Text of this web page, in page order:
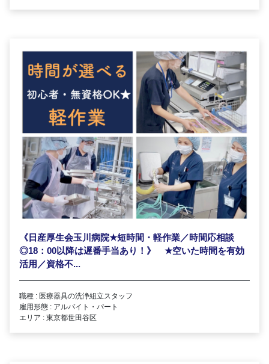
《日産厚生会玉川病院★短時間・軽作業／時間応相談
◎18：00以降は遅番手当あり！》 ★空いた時間を有効
活用／資格不...
職種 : 医療器具の洗浄組立スタッフ
雇用形態 : アルバイト・パート
エリア : 東京都世田谷区